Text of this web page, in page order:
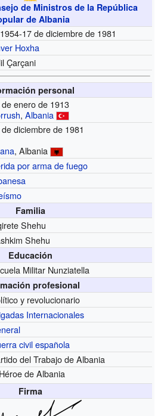
de Ministros de la República
de Albania
17 de diciembre de 1981
Hoxha
Çarçani
personal
de enero de 1913
,Albania
diciembre de 1981
, Albania
por arma de fuego
Familia
Shehu
Shehu
Educación
Militar Nunziatella
profesional
y revolucionario
Internacionales
civil española
del Trabajo de Albania
Héroe de Albania
Firma